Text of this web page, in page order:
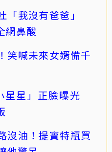
「我沒有爸爸」
網鼻酸
笑喊未來女婿備千
星星」正臉曝光
沒油！提寶特瓶買